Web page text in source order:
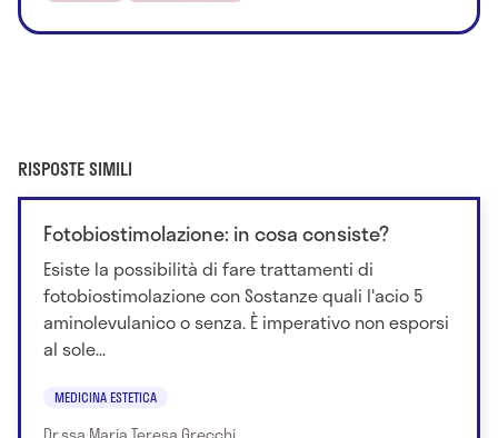
RISPOSTE SIMILI
Fotobiostimolazione: in cosa consiste?
Esiste la possibilità di fare trattamenti di
fotobiostimolazione con Sostanze quali l'acio 5
aminolevulanico o senza. È imperativo non esporsi
al sole...
MEDICINA ESTETICA